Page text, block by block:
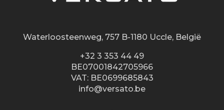
Waterloosteenweg, 757 B-1180 Uccle, België
+32 3 353 44 49
BE07001842705966
VAT: BE0699685843
info@versato.be